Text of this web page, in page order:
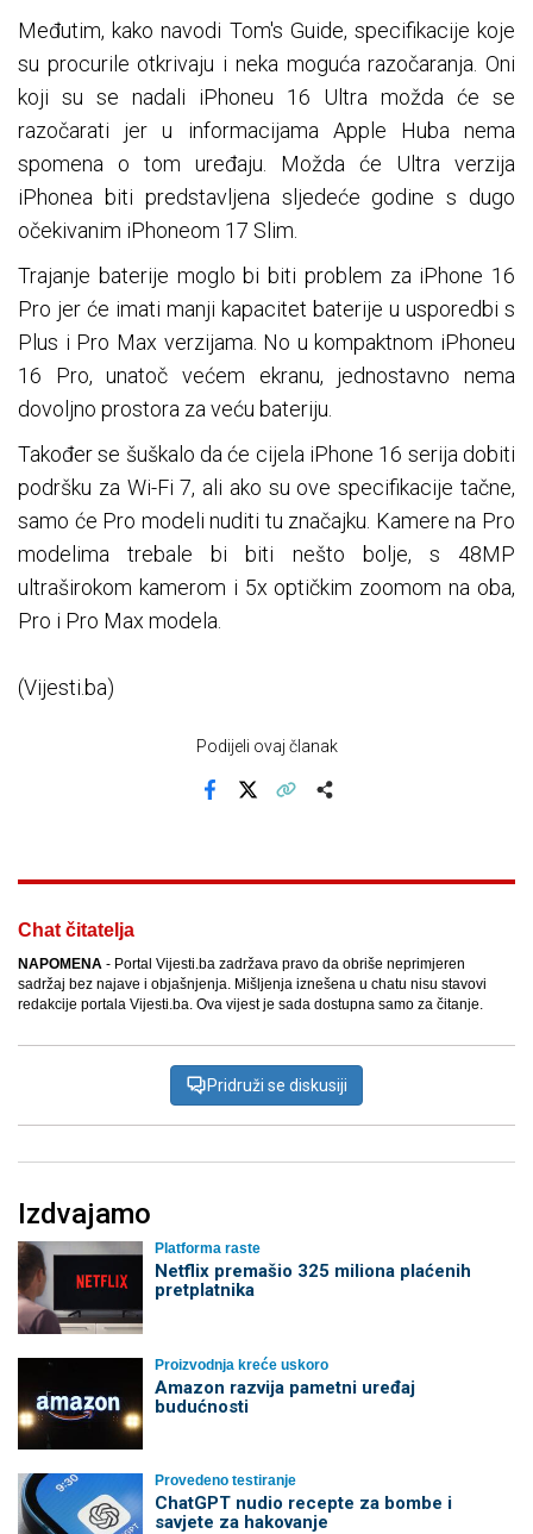
Međutim, kako navodi Tom's Guide, specifikacije koje
su procurile otkrivaju i neka moguća razočaranja. Oni
koji su se nadali iPhoneu 16 Ultra možda će se
razočarati jer u informacijama Apple Huba nema
spomena o tom uređaju. Možda će Ultra verzija
iPhonea biti predstavljena sljedeće godine s dugo
očekivanim iPhoneom 17 Slim.
Trajanje baterije moglo bi biti problem za iPhone 16
Pro jer će imati manji kapacitet baterije u usporedbi s
Plus i Pro Max verzijama. No u kompaktnom iPhoneu
16 Pro, unatoč većem ekranu, jednostavno nema
dovoljno prostora za veću bateriju.
Također se šuškalo da će cijela iPhone 16 serija dobiti
podršku za Wi-Fi 7, ali ako su ove specifikacije tačne,
samo će Pro modeli nuditi tu značajku. Kamere na Pro
modelima trebale bi biti nešto bolje, s 48MP
ultraširokom kamerom i 5x optičkim zoomom na oba,
Pro i Pro Max modela.
(Vijesti.ba)
Podijeli ovaj članak
Chat čitatelja
NAPOMENA - Portal Vijesti.ba zadržava pravo da obriše neprimjeren
sadržaj bez najave i objašnjenja. Mišljenja iznešena u chatu nisu stavovi
redakcije portala Vijesti.ba. Ova vijest je sada dostupna samo za čitanje.
Pridruži se diskusiji
Izdvajamo
Platforma raste
Netflix premašio 325 miliona plaćenih
pretplatnika
Proizvodnja kreće uskoro
Amazon razvija pametni uređaj
budućnosti
Provedeno testiranje
ChatGPT nudio recepte za bombe i
savjete za hakovanje